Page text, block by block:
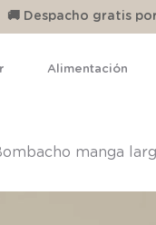
🚚 Despacho gratis
Alimentación
manga